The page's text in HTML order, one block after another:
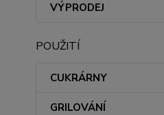
VÝPRODEJ
POUŽITÍ
CUKRÁRNY
GRILOVÁNÍ